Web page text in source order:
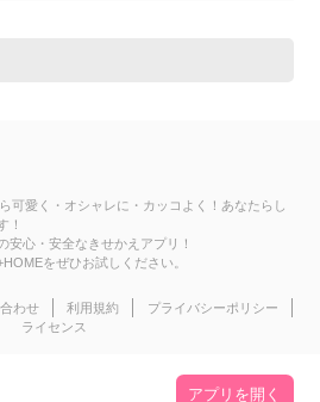
可愛く・オシャレに・カッコよく！あなたらし
！
安心・安全なきせかえアプリ！
をぜひお試しください。
わせ 利用規約
プライバシーポリシー
ライセンス
アプリを開く